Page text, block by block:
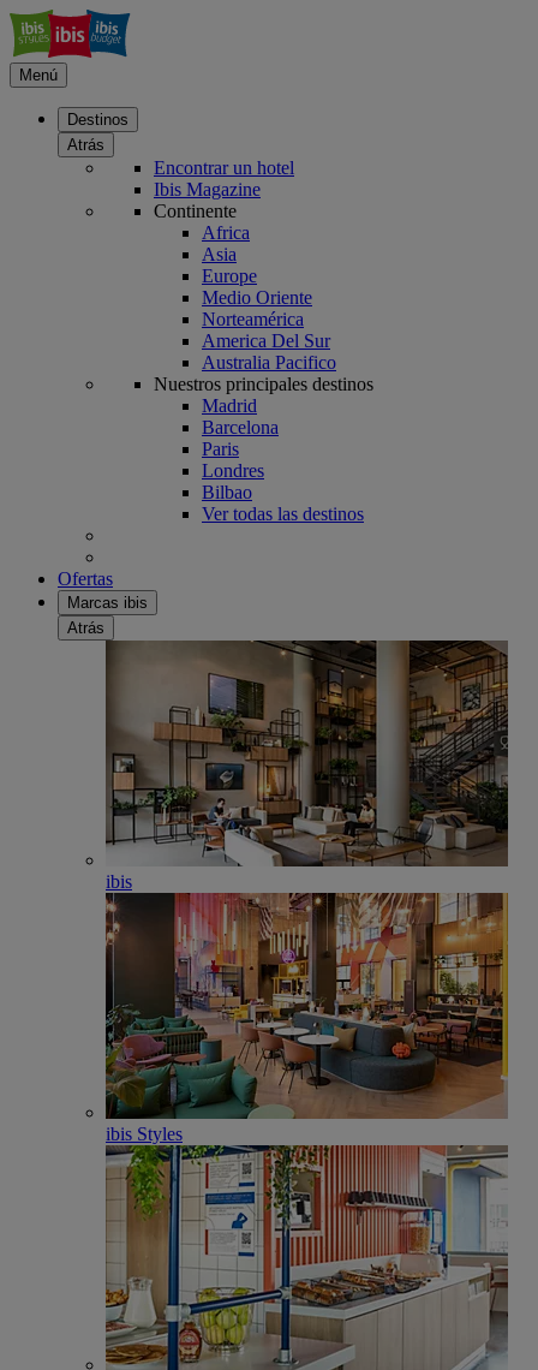
Menú
Destinos
Atrás
Encontrar un hotel
Ibis Magazine
Continente
Africa
Asia
Europe
Medio Oriente
Norteamérica
America Del Sur
Australia Pacifico
Nuestros principales destinos
Madrid
Barcelona
Paris
Londres
Bilbao
Ver todas las destinos
Ofertas
Marcas ibis
Atrás
ibis
ibis Styles